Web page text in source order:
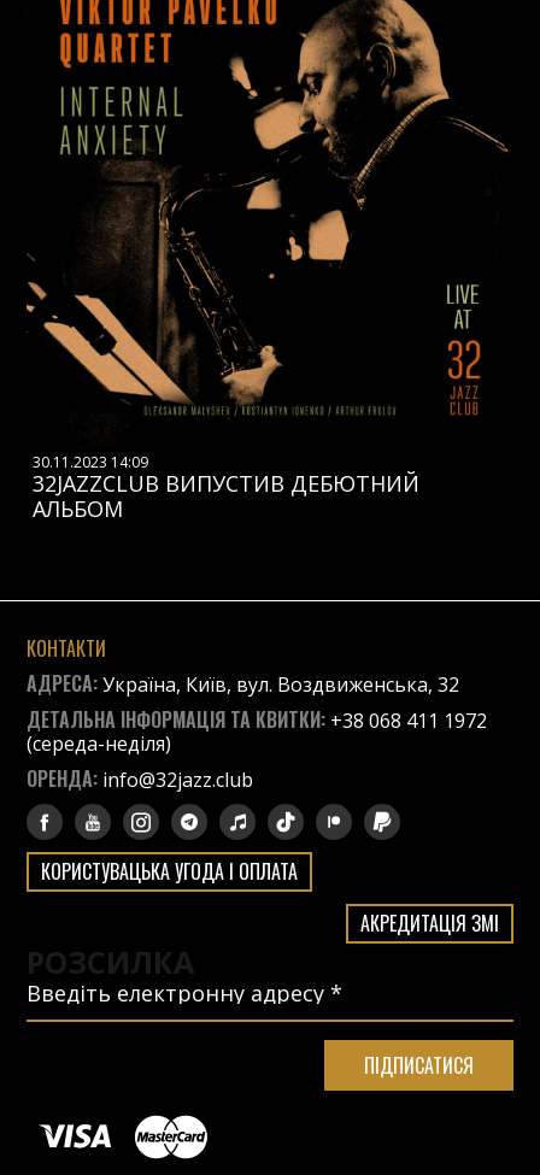
30.11.2023 14:09
32JAZZCLUB ВИПУСТИВ ДЕБЮТНИЙ
АЛЬБОМ
КОНТАКТИ
АДРЕСА:Україна, Київ, вул. Воздвиженська, 32
ДЕТАЛЬНА ІНФОРМАЦІЯ ТА КВИТКИ: +38 068 411 1972
(середа-неділя)
ОРЕНДА: info@32jazz.club
КОРИСТУВАЦЬКА УГОДА І ОПЛАТА
АКРЕДИТАЦІЯ ЗМІ
РОЗСИЛКА